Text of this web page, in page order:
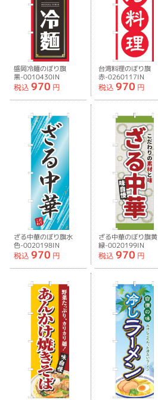
盛岡冷麺のぼり旗
黒-0010430IN
税込 970 円
台湾料理のぼり旗
赤-0260117IN
税込 970 円
ざる中華のぼり旗水
色-0020198IN
税込 970 円
ざる中華のぼり旗黄
緑-0020199IN
税込 970 円